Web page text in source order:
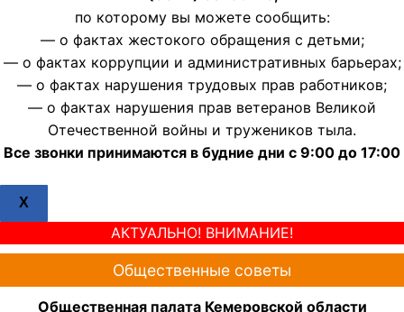
по которому вы можете сообщить:
— о фактах жестокого обращения с детьми;
— о фактах коррупции и административных барьерах;
— о фактах нарушения трудовых прав работников;
— о фактах нарушения прав ветеранов Великой
Отечественной войны и тружеников тыла.
Все звонки принимаются в будние дни с 9:00 до 17:00
X
АКТУАЛЬНО! ВНИМАНИЕ!
Общественные советы
Общественная палата Кемеровской области